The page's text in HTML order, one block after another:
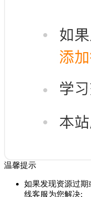
温馨提示
如果发现资源过
线客服为您解决;